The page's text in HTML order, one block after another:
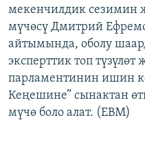
мекенчилдик сезимин
мүчөсү Дмитрий
айтымында, оболу
эксперттик топ
парламентинин ишин
Кеңешине” сынактан
мүчө боло алат. (EBM)